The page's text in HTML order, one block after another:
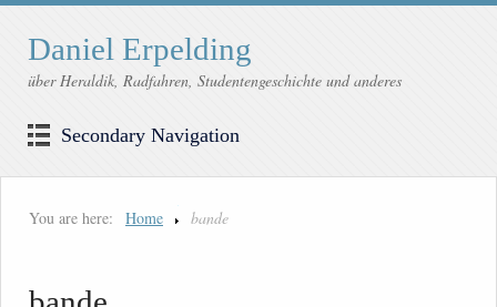
Daniel Erpelding
über Heraldik, Radfahren, Studentengeschichte und anderes
Secondary Navigation
You are here: Home bande